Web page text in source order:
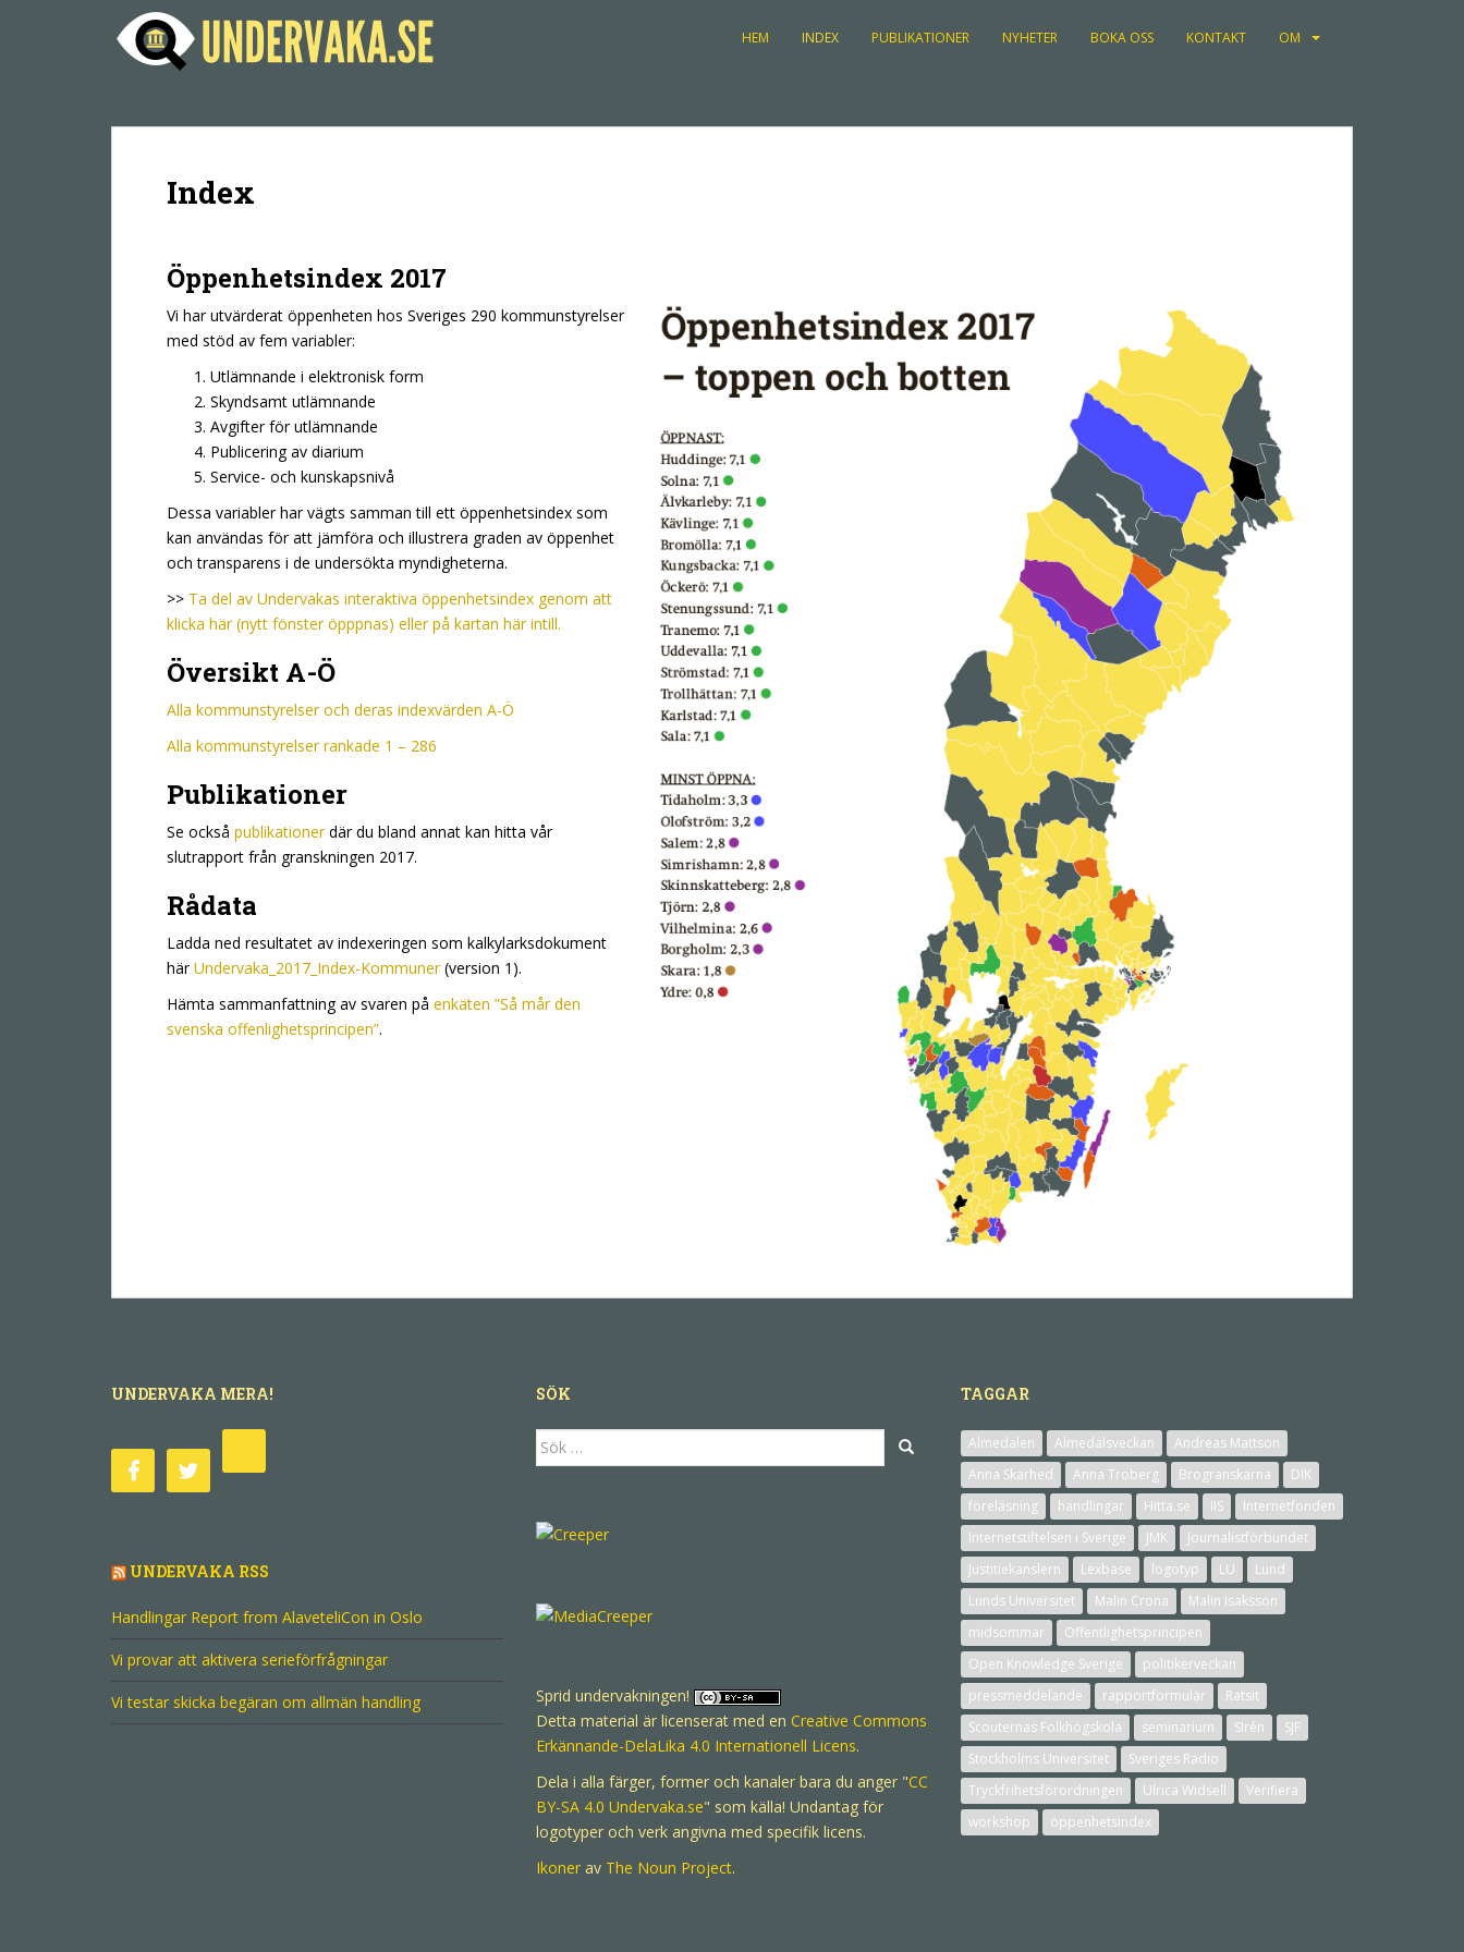
HEM INDEX PUBLIKATIONER NYHETER BOKA OSS KONTAKT OM
Index
Öppenhetsindex 2017
Vi har utvärderat öppenheten hos Sveriges 290 kommunstyrelser
med stöd av fem variabler:
Utlämnande i elektronisk form
Skyndsamt utlämnande
Avgifter för utlämnande
Publicering av diarium
Service- och kunskapsnivå
Dessa variabler har vägts samman till ett öppenhetsindex som
kan användas för att jämföra och illustrera graden av öppenhet
och transparens i de undersökta myndigheterna.
>> Ta del av Undervakas interaktiva öppenhetsindex genom att
klicka här (nytt fönster öpppnas) eller på kartan här intill.
Översikt A-Ö
Alla kommunstyrelser och deras indexvärden A-Ö
Alla kommunstyrelser rankade 1 – 286
Publikationer
Se också publikationerdär du bland annat kan hitta vår
slutrapport från granskningen 2017.
Rådata
Ladda ned resultatet av indexeringen som kalkylarksdokument
härUndervaka_2017_Index-Kommuner(version 1).
Hämta sammanfattning av svaren på enkäten ”Så mår den
svenska offenlighetsprincipen”.
UNDERVAKA MERA!
UNDERVAKA RSS
Handlingar Report from AlaveteliCon in Oslo
Vi provar att aktivera serieförfrågningar
Vi testar skicka begäran om allmän handling
SÖK
Sök
efter:
Sprid undervakningen!
Detta material är licenserat med en Creative Commons
Erkännande-DelaLika 4.0 Internationell Licens.
Dela i alla färger, former och kanaler bara du anger "CC
BY-SA 4.0 Undervaka.se" som källa! Undantag för
logotyper och verk angivna med specifik licens.
Ikoner av The Noun Project.
TAGGAR
Almedalen Almedalsveckan
Andreas Mattson
Anna Skarhed
Anna Troberg Brogranskarna
DIK
föreläsning
handlingar Hitta.se IIS
Internetfonden
Internetstiftelsen i Sverige
JMK
Journalistförbundet
Justitiekanslern
Lexbase logotyp LU
Lund
Lunds Universitet
Malin Crona
Malin Isaksson
midsommar
Offentlighetsprincipen
Open Knowledge Sverige
politikerveckan
pressmeddelande
rapportformulär
Ratsit
Scouternas Folkhögskola
seminarium SIrén
SJF
Stockholms Universitet
Sveriges Radio
Tryckfrihetsförordningen
Ulrica Widsell
Verifiera
workshop
öppenhetsindex